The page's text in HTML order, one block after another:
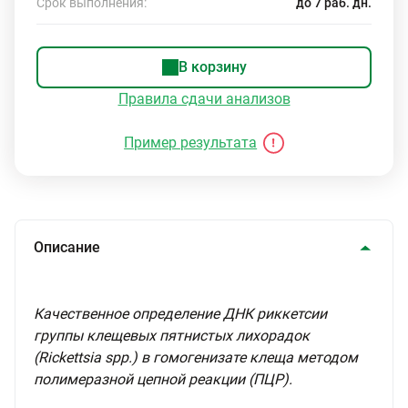
В корзину
Правила сдачи анализов
Пример результата
Описание
Качественное определение ДНК риккетсии
группы клещевых пятнистых лихорадок
(Rickettsiа spp.) в гомогенизате клеща методом
полимеразной цепной реакции (ПЦР).